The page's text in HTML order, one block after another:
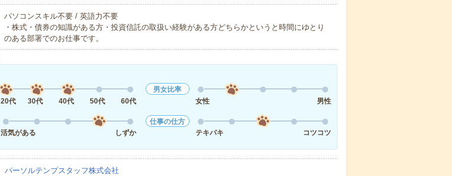
パソコンスキル不要 / 英語力不要
・株式・債券の知識がある方・投資信託の取扱い経験がある方どちらかというと時間にゆとり
のある部署でのお仕事です。
20代
30代 40代 50代 60代
男女比率
女性
男性
活気がある
しずか
仕事の仕方
テキパキ
コツコツ
パーソルテンプスタッフ株式会社